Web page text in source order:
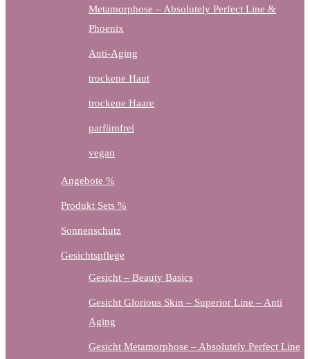
Metamorphose – Absolutely Perfect Line &
Phoenix
Anti-Aging
trockene Haut
trockene Haare
parfümfrei
vegan
Angebote %
Produkt Sets %
Sonnenschutz
Gesichtspflege
Gesicht – Beauty Basics
Gesicht Glorious Skin – Superior Line – Anti
Aging
Gesicht Metamorphose – Absolutely Perfect Line